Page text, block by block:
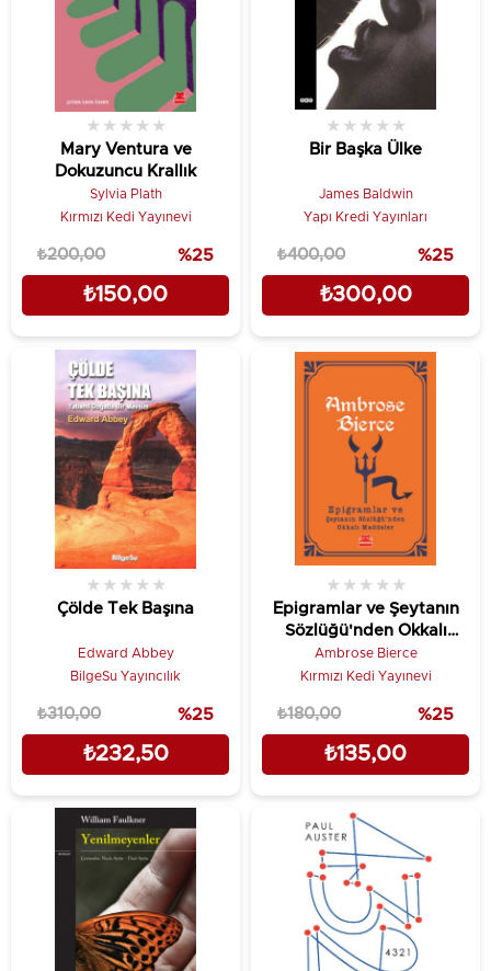
Mary Ventura ve
Dokuzuncu Krallık
★ ★ ★ ★ ★
Sylvia Plath
Kırmızı Kedi Yayınevi
₺150,00
₺200,00 %25
Bir Başka Ülke
★ ★ ★ ★ ★
James Baldwin
Yapı Kredi Yayınları
₺300,00
₺400,00 %25
Çölde Tek Başına
★ ★ ★ ★ ★
Edward Abbey
BilgeSu Yayıncılık
₺232,50
₺310,00 %25
Epigramlar ve Şeytanın
Sözlüğü'nden Okkalı
Maddeler
★ ★ ★ ★ ★
Ambrose Bierce
Kırmızı Kedi Yayınevi
₺135,00
₺180,00 %25